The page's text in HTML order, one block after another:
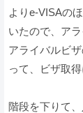
よりe-VISAの
いたので、ア
アライバルビ
って、ビザ取
階段を下りて